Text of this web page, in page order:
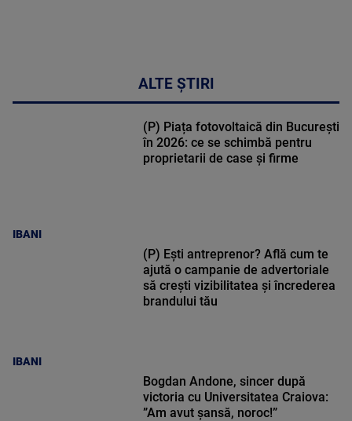
ALTE ȘTIRI
IBANI
(P) Piața fotovoltaică din București
în 2026: ce se schimbă pentru
proprietarii de case și firme
IBANI
(P) Ești antreprenor? Află cum te
ajută o campanie de advertoriale
să crești vizibilitatea și încrederea
brandului tău
Bogdan Andone, sincer după
victoria cu Universitatea Craiova:
”Am avut șansă, noroc!”